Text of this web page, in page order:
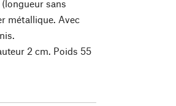
sans
métallique. Avec
2 cm. Poids 55